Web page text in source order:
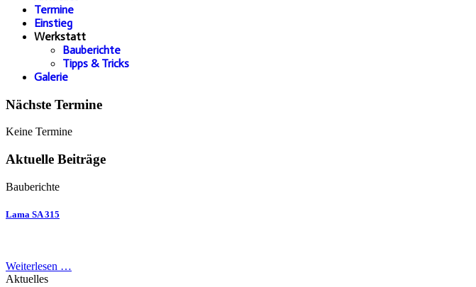
Termine
Einstieg
Werkstatt
Bauberichte
Tipps & Tricks
Galerie
Nächste Termine
Keine Termine
Aktuelle Beiträge
Bauberichte
Lama SA 315
Weiterlesen …
Aktuelles